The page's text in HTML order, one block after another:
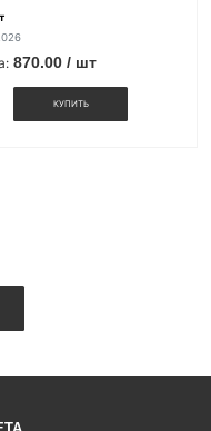
870.00 / шт
КУПИТЬ